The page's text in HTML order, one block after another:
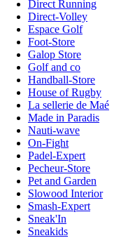
Direct Running
Direct-Volley
Espace Golf
Foot-Store
Galop Store
Golf and co
Handball-Store
House of Rugby
La sellerie de Maé
Made in Paradis
Nauti-wave
On-Fight
Padel-Expert
Pecheur-Store
Pet and Garden
Slowood Interior
Smash-Expert
Sneak'In
Sneakids